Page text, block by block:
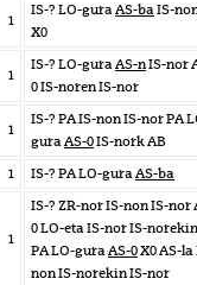
1
IS-? LO-guraAS-baIS-
X0
1
IS-? LO-guraAS-nIS-nor
0 IS-noren IS-nor
1
IS-? PA IS-non IS-nor PA
guraAS-0IS-nork AB
1
IS-? PA LO-guraAS-ba
1
IS-? ZR-nor IS-non IS-nor
0 LO-eta IS-nor IS-norekin
PA LO-guraAS-0X0 AS-la
non IS-norekin IS-nor